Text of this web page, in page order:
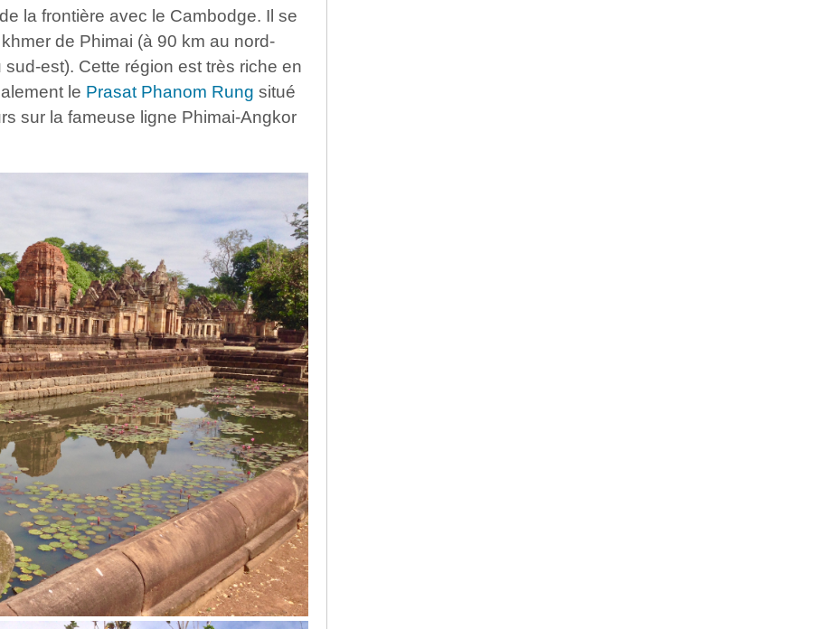
la frontière avec le Cambodge. Il se
de Phimai (à 90 km au nord-
est). Cette région est très riche en
le Prasat Phanom Rung situé
sur la fameuse ligne Phimai-Angkor